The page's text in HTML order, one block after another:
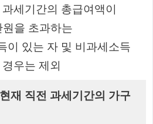
세기간의 총급여액이
을 초과하는
이 있는 자 및 비과세소득
우는 제외
재 직전 과세기간의 가구